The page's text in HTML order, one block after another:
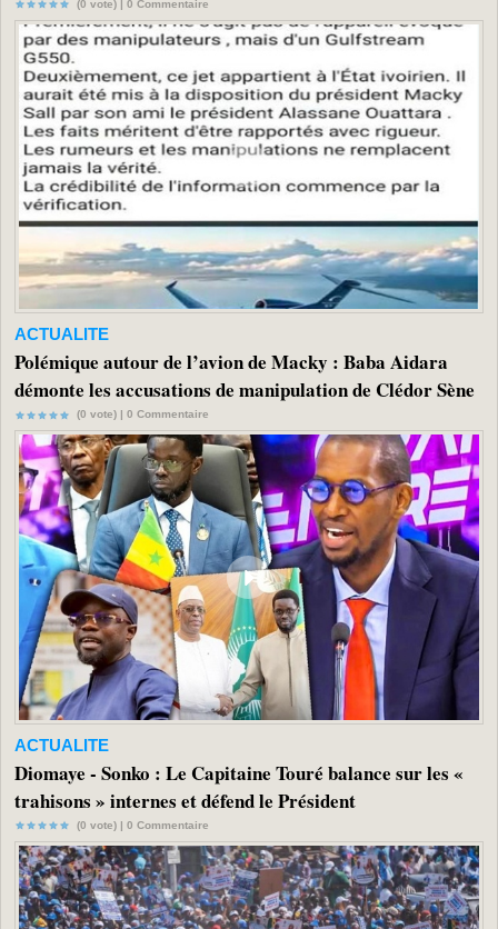
(0 vote) | 0 Commentaire
ACTUALITE
Polémique autour de l’avion de Macky : Baba Aidara
démonte les accusations de manipulation de Clédor Sène
(0 vote) | 0 Commentaire
ACTUALITE
Diomaye - Sonko : Le Capitaine Touré balance sur les «
trahisons » internes et défend le Président
(0 vote) | 0 Commentaire